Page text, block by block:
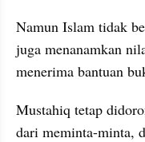
Namun Islam tidak
juga menanamkan
menerima bantuan
Mustahiq tetap
dari meminta-minta,